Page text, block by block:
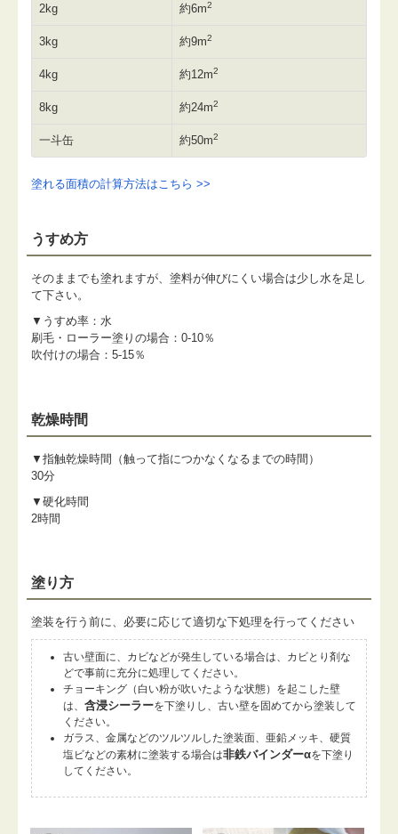
2kg 約6m2
3kg 約9m2
4kg 約12m2
8kg 約24m2
一斗缶 約50m2
塗れる面積の計算方法はこちら >>
うすめ方
そのままでも塗れますが、塗料が伸びにくい場合は少し水を足し
て下さい。
▼うすめ率：水
刷毛・ローラー塗りの場合：0-10％
吹付けの場合：5-15％
乾燥時間
▼指触乾燥時間（触って指につかなくなるまでの時間）
30分
▼硬化時間
2時間
塗り方
塗装を行う前に、必要に応じて適切な下処理を行ってください
古い壁面に、カビなどが発生している場合は、カビとり剤な
どで事前に充分に処理してください。
チョーキング（白い粉が吹いたような状態）を起こした壁
は、 含浸シーラーを下塗りし、古い壁を固めてから塗装して
ください。
ガラス、金属などのツルツルした塗装面、亜鉛メッキ、硬質
塩ビなどの素材に塗装する場合は非鉄バインダーαを下塗り
してください。